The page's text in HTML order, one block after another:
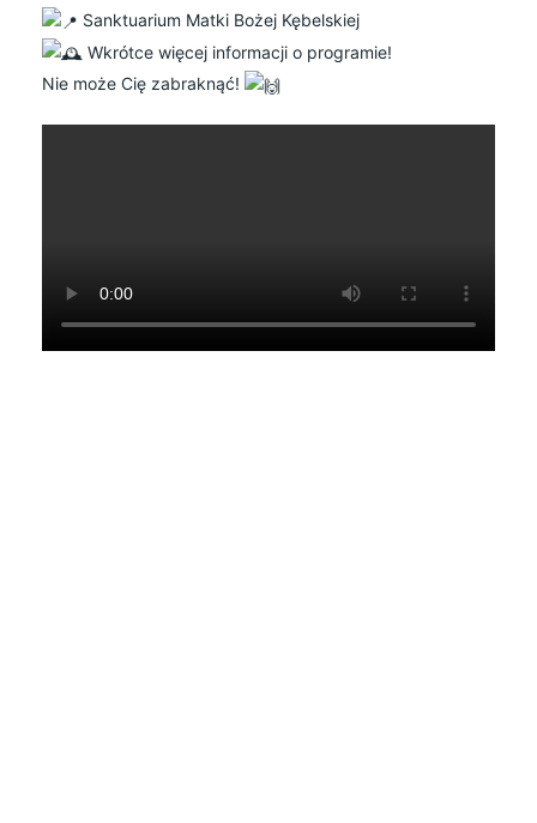
Sanktuarium Matki Bożej Kębelskiej
Wkrótce więcej informacji o programie!
Nie może Cię zabraknąć!